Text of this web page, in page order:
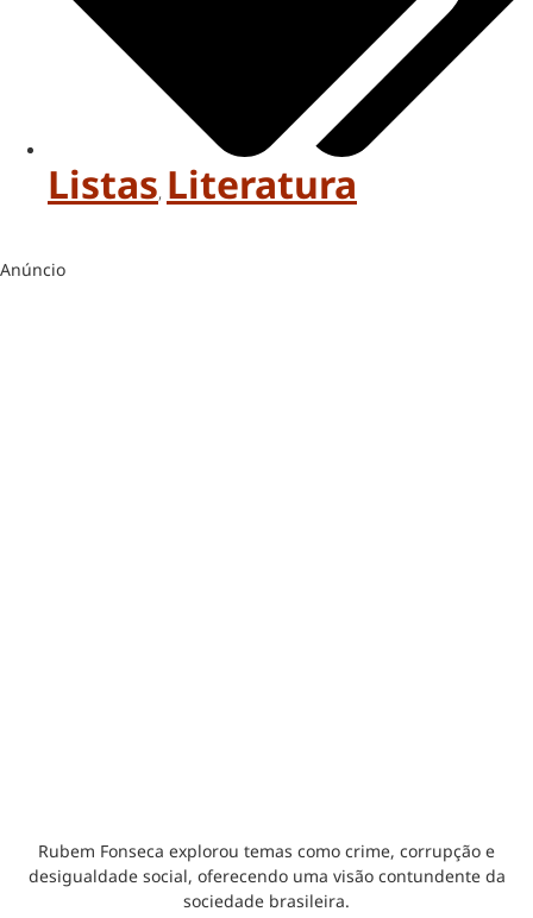
Listas, Literatura
Anúncio
Rubem Fonseca explorou temas como crime, corrupção e
desigualdade social, oferecendo uma visão contundente da
sociedade brasileira.